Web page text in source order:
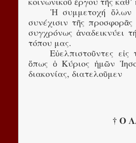
Ἡ συμμετοχή ὅλων
συνέχισιν τῆς
συγχρόνως ἀναδεικνύει
τόπου μας.
Εὐελπιστοῦντες
ὅπως ὁ Κύριος ἡμῶν
διακονίας, διατελοῦμεν
† Ο